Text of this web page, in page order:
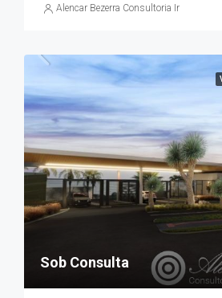
Alencar Bezerra Consultoria Imobiliária
Sob Consulta